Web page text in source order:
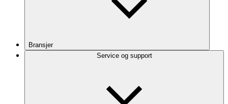
Bransjer
Service og support